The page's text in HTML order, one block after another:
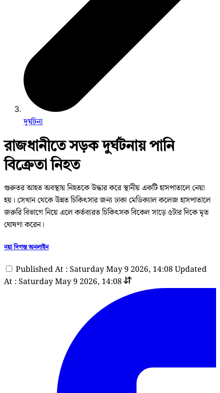
দুর্ঘটনা
রাজধানীতে সড়ক দুর্ঘটনায় পানি
বিক্রেতা নিহত
গুরুতর আহত অবস্থায় নিহতকে উদ্ধার করে স্থানীয় একটি হাসপাতালে নেয়া
হয়। সেখান থেকে উন্নত চিকিৎসার জন্য ঢাকা মেডিক্যাল কলেজ হাসপাতালে
জরুরি বিভাগে নিয়ে এলে কর্তব্যরত চিকিৎসক বিকেল সাড়ে ৫টার দিকে মৃত
ঘোষণা করেন।
নয়া দিগন্ত অনলাইন
Published At : Saturday May 9 2026, 14:08Updated
At : Saturday May 9 2026, 14:08